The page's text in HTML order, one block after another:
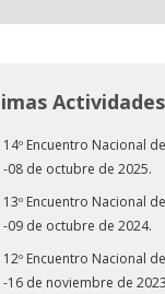
Actividades
14º Encuentro Nacional
-08 de octubre de 2025.
13º Encuentro Nacional
-09 de octubre de 2024.
12º Encuentro Nacional
-16 de noviembre de